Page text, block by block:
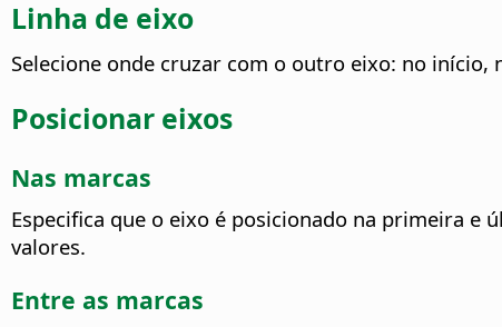
Linha de eixo
Selecione onde cruzar com o outro eixo: no
Posicionar eixos
Nas marcas
Especifica que o eixo é posicionado na primeira e
valores.
Entre as marcas